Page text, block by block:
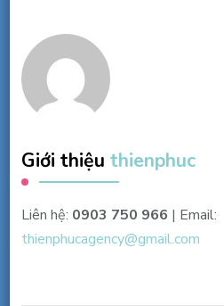
Giới thiệu thienphuc
Liên hệ: 0903 750 966 | Email:
thienphucagency@gmail.com